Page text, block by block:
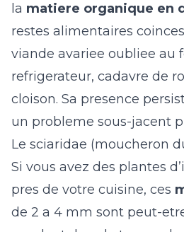
la matiere organique en
restes alimentaires
viande avariee oubliee au
refrigerateur, cadavre de
cloison. Sa presence
un probleme sous-jacent
Le sciaridae (moucheron
Si vous avez des plantes
pres de votre cuisine, ces
de 2 a 4 mm sont peut-